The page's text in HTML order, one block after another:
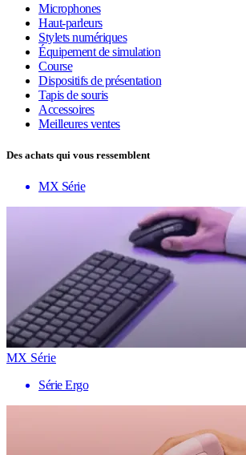
Microphones
Haut-parleurs
Stylets numériques
Équipement de simulation
Course
Dispositifs de présentation
Tapis de souris
Accessoires
Meilleures ventes
Des achats qui vous ressemblent
MX Série
MX Série
Série Ergo